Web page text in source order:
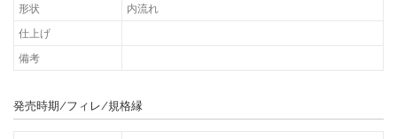
形状
内流れ
仕上げ
備考
発売時期/フィレ/規格縁